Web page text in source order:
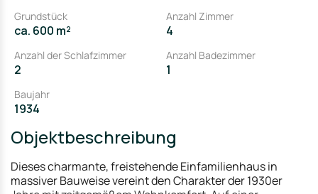
Grundstück
ca. 600 m²
Anzahl Zimmer
4
Anzahl der Schlafzimmer
2
Anzahl Badezimmer
1
Baujahr
1934
Objektbeschreibung
Dieses charmante, freistehende Einfamilienhaus in
massiver Bauweise vereint den Charakter der 1930er